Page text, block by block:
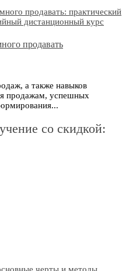
продавать
а также навыков
продажам, успешных
со скидкой: